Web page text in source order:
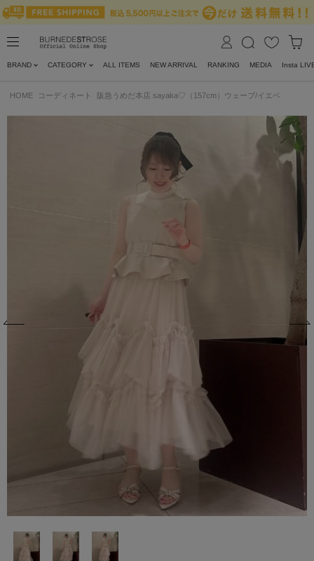
BRAND CATEGORY ALL ITEMS NEW ARRIVAL RANKING MEDIA Insta
HOME コーディネート 阪急うめだ本店 sayaka♡（157cm）ウェーブ/イエベ